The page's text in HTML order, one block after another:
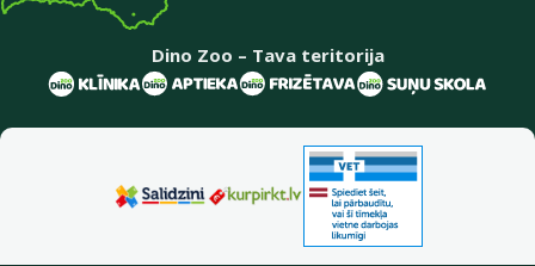
Dino Zoo – Tava teritorija